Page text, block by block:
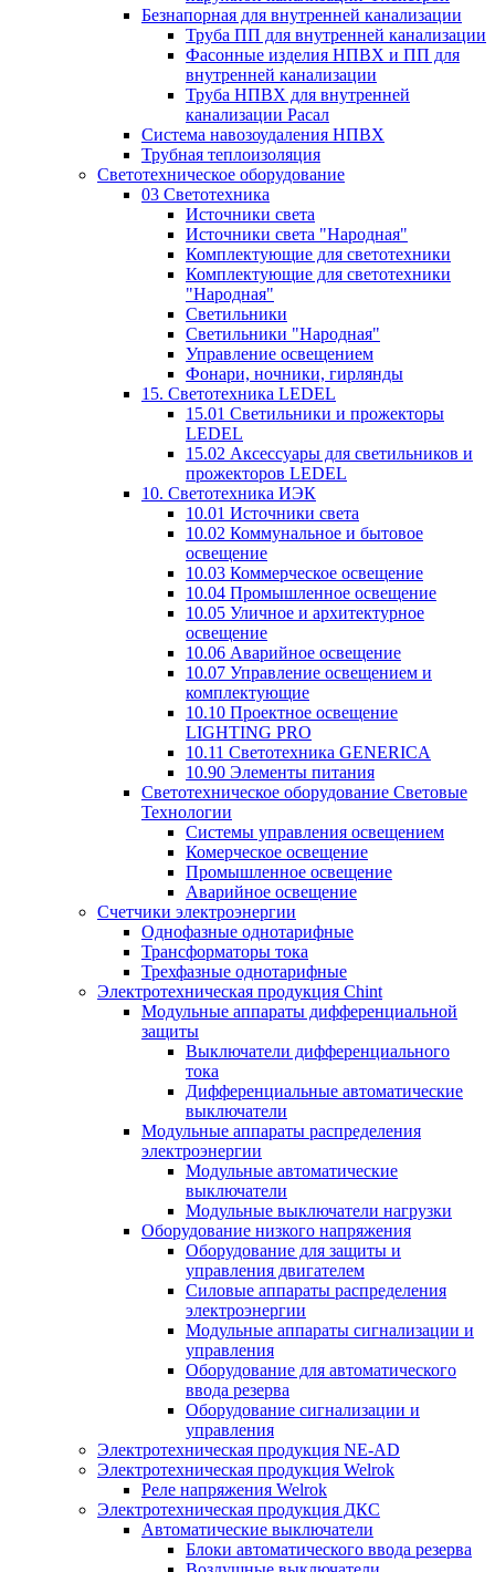
Безнапорная для внутренней канализации
Труба ПП для внутренней канализации
Фасонные изделия НПВХ и ПП для
внутренней канализации
Труба НПВХ для внутренней
канализации Расал
Система навозоудаления НПВХ
Трубная теплоизоляция
Светотехническое оборудование
03 Светотехника
Источники света
Источники света "Народная"
Комплектующие для светотехники
Комплектующие для светотехники
"Народная"
Светильники
Светильники "Народная"
Управление освещением
Фонари, ночники, гирлянды
15. Светотехника LEDEL
15.01 Светильники и прожекторы
LEDEL
15.02 Аксессуары для светильников и
прожекторов LEDEL
10. Светотехника ИЭК
10.01 Источники света
10.02 Коммунальное и бытовое
освещение
10.03 Коммерческое освещение
10.04 Промышленное освещение
10.05 Уличное и архитектурное
освещение
10.06 Аварийное освещение
10.07 Управление освещением и
комплектующие
10.10 Проектное освещение
LIGHTING PRO
10.11 Светотехника GENERICA
10.90 Элементы питания
Светотехническое оборудование Световые
Технологии
Системы управления освещением
Комерческое освещение
Промышленное освещение
Аварийное освещение
Счетчики электроэнергии
Однофазные однотарифные
Трансформаторы тока
Трехфазные однотарифные
Электротехническая продукция Chint
Модульные аппараты дифференциальной
защиты
Выключатели дифференциального
тока
Дифференциальные автоматические
выключатели
Модульные аппараты распределения
электроэнергии
Модульные автоматические
выключатели
Модульные выключатели нагрузки
Оборудование низкого напряжения
Оборудование для защиты и
управления двигателем
Силовые аппараты распределения
электроэнергии
Модульные аппараты сигнализации и
управления
Оборудование для автоматического
ввода резерва
Оборудование сигнализации и
управления
Электротехническая продукция NE-AD
Электротехническая продукция Welrok
Реле напряжения Welrok
Электротехническая продукция ДКС
Автоматические выключатели
Блоки автоматического ввода резерва